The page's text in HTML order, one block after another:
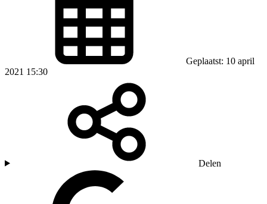
Geplaatst: 10 april
2021 15:30
Delen